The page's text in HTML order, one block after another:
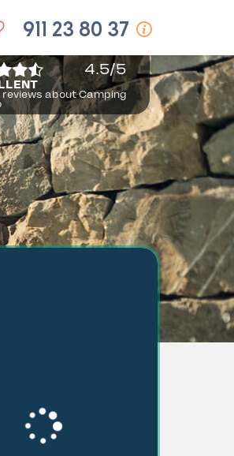
911 23 80 37
4.5/5
about Camping